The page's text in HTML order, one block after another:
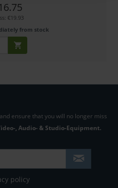
€19.93
from stock
and ensure that you will no longer miss
, Audio- & Studio-Equipment.
policy